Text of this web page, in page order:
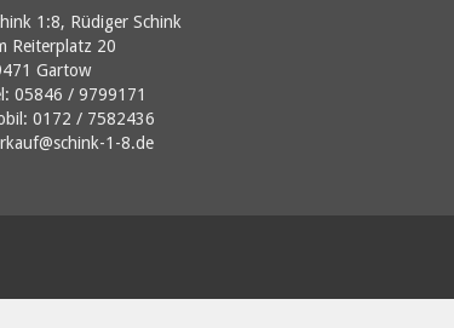
1:8, Rüdiger Schink
Reiterplatz 20
Gartow
05846 / 9799171
0172 / 7582436
1-8.de